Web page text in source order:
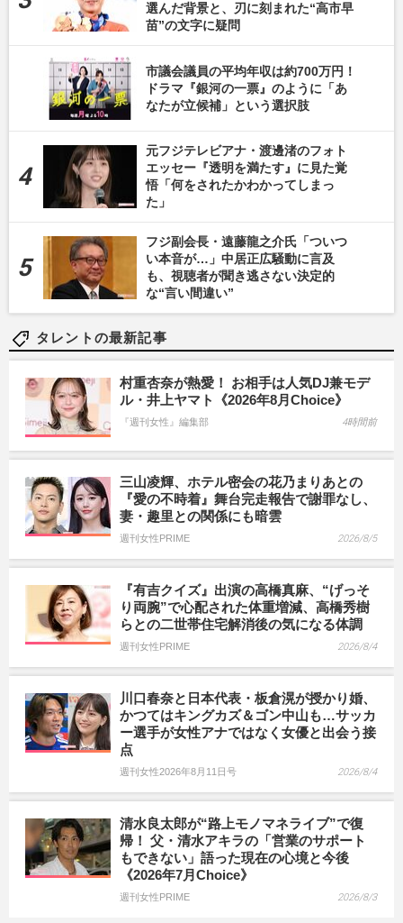
選んだ背景と、刃に刻まれた“高市早
苗”の文字に疑問
市議会議員の平均年収は約700万円！
ドラマ『銀河の一票』のように「あ
なたが立候補」という選択肢
元フジテレビアナ・渡邊渚のフォト
エッセー『透明を満たす』に見た覚
悟「何をされたかわかってしまっ
た」
フジ副会長・遠藤龍之介氏「ついつ
い本音が…」中居正広騒動に言及
も、視聴者が聞き逃さない決定的
な“言い間違い”
タレントの最新記事
村重杏奈が熱愛！ お相手は人気DJ兼モデ
ル・井上ヤマト《2026年8月Choice》
『週刊女性』編集部 4時間前
三山凌輝、ホテル密会の花乃まりあとの
『愛の不時着』舞台完走報告で謝罪なし、
妻・趣里との関係にも暗雲
週刊女性PRIME 2026/8/5
『有吉クイズ』出演の高橋真麻、“げっそ
り両腕”で心配された体重増減、高橋秀樹
らとの二世帯住宅解消後の気になる体調
週刊女性PRIME 2026/8/4
川口春奈と日本代表・板倉滉が授かり婚、
かつてはキングカズ＆ゴン中山も…サッカ
ー選手が女性アナではなく女優と出会う接
点
週刊女性2026年8月11日号 2026/8/4
清水良太郎が“路上モノマネライブ”で復
帰！ 父・清水アキラの「営業のサポート
もできない」語った現在の心境と今後
《2026年7月Choice》
週刊女性PRIME 2026/8/3